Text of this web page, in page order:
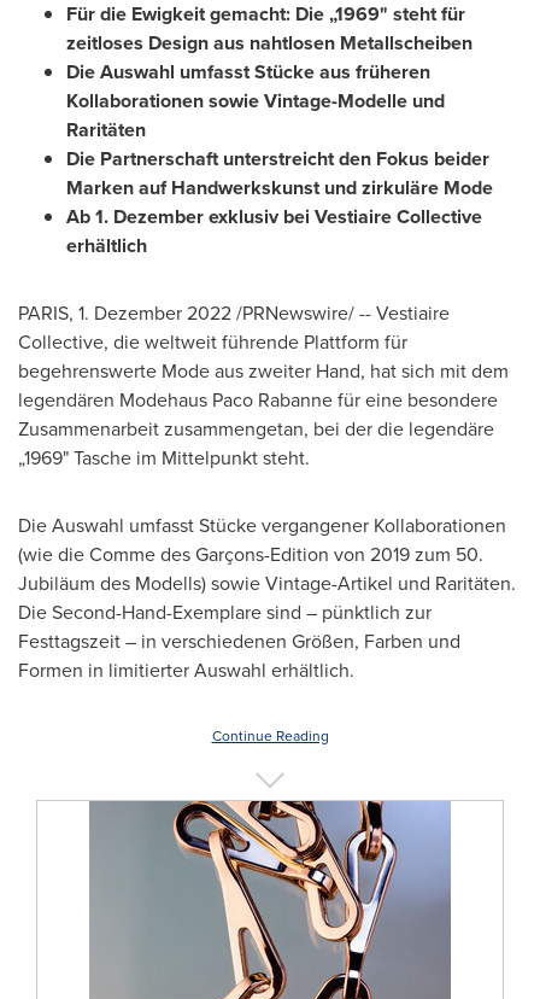
Für die Ewigkeit gemacht: Die „1969" steht für
zeitloses Designaus nahtlosen Metallscheiben
Die Auswahl umfasst Stücke aus früheren
Kollaborationen sowie Vintage-Modelle und
Raritäten
Die Partnerschaft unterstreicht den Fokus beider
Marken auf Handwerkskunst und zirkuläre Mode
Ab 1. Dezember exklusiv bei Vestiaire Collective
erhältlich
PARIS, 1. Dezember 2022/PRNewswire/ -- Vestiaire
Collective, die weltweit führende Plattform für
begehrenswerte Mode aus zweiter Hand, hat sich mit dem
legendären Modehaus Paco Rabanne für eine besondere
Zusammenarbeit zusammengetan, bei der die legendäre
„1969" Tasche im Mittelpunkt steht.
Die Auswahl umfasst Stücke vergangener Kollaborationen
(wie die Comme des Garçons-Edition von 2019 zum 50.
Jubiläum des Modells) sowie Vintage-Artikel und Raritäten.
Die Second-Hand-Exemplare sind – pünktlich zur
Festtagszeit – in verschiedenen Größen, Farben und
Formen in limitierter Auswahl erhältlich.
Continue Reading